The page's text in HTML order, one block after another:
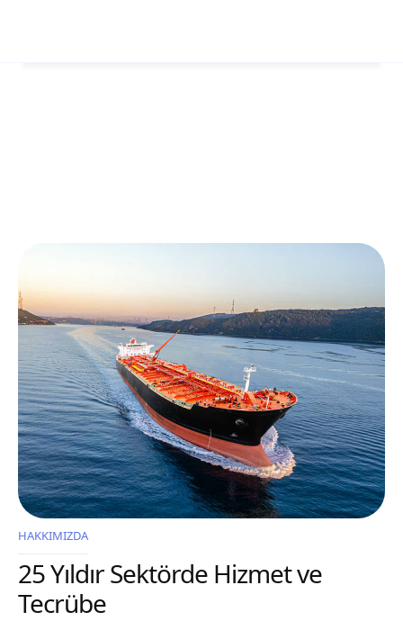
HAKKIMIZDA
25 Yıldır Sektörde Hizmet ve
Tecrübe